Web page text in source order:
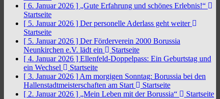
[ 6. Januar 2026 ] „Gute Erfahrung und schönes Erlebnis!“
Startseite
[ 5. Januar 2026 ] Der personelle Aderlass geht weiter
Startseite
[ 5. Januar 2026 ] Der Förderverein 2000 Borussia
Neunkirchen e.V. lädt ein
Startseite
[ 4. Januar 2026 ] Ellenfeld-Doppelpass: Ein Geburtstag und
ein Wechsel
Startseite
[ 3. Januar 2026 ] Am morgigen Sonntag: Borussia bei den
Hallenstadtmeisterschaften am Start
Startseite
[ 2. Januar 2026 ] „Mein Leben mit der Borussia“
Startseite